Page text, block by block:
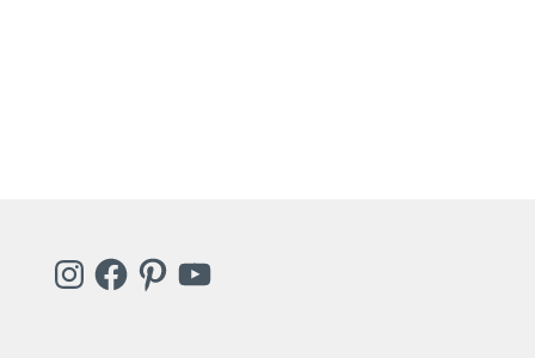
InstagramFacebookPinterest
YouTube